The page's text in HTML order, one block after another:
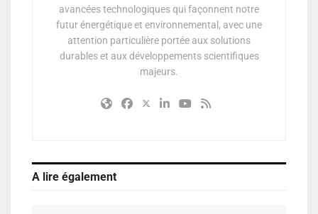
avancées technologiques qui façonnent notre
futur énergétique et environnemental, avec une
attention particulière portée aux solutions
durables et aux développements scientifiques
majeurs.
A lire également